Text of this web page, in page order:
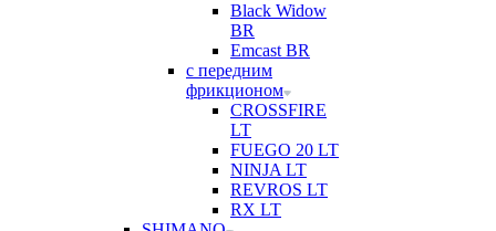
Black Widow
BR
Emcast BR
с передним
фрикционом
CROSSFIRE
LT
FUEGO 20 LT
NINJA LT
REVROS LT
RX LT